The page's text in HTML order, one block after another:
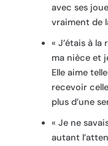
avec ses
vraiment de
« J’étais à
ma nièce et
Elle aime
recevoir
plus d’une
« Je ne
autant